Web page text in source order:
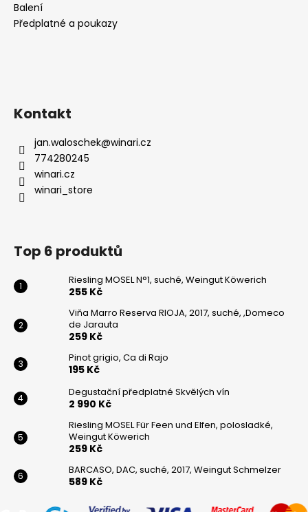
Balení
Předplatné a poukazy
Kontakt
jan.waloschek@winari.cz
774280245
winari.cz
winari_store
Top 6 produktů
Riesling MOSEL N°1, suché, Weingut Köwerich
255 Kč
Viňa Marro Reserva RIOJA, 2017, suché, ,Domeco
de Jarauta
259 Kč
Pinot grigio, Ca di Rajo
195 Kč
Degustační předplatné Skvělých vín
2 990 Kč
Riesling MOSEL Für Feen und Elfen, polosladké,
Weingut Köwerich
259 Kč
BARCASO, DAC, suché, 2017, Weingut Schmelzer
589 Kč